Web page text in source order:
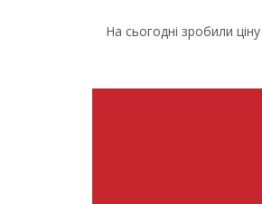
На сьогодні зробили